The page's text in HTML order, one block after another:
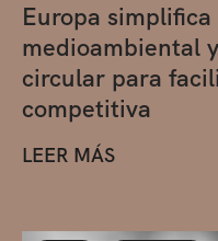
Europa
medioambiental
circular para
competitiva
LEER MÁS